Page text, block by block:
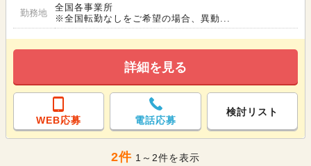
勤務地
全国各事業所
※全国転勤なしをご希望の場合、異動...
詳細を見る
WEB応募 電話応募
検討リスト
2件 1～2件を表示